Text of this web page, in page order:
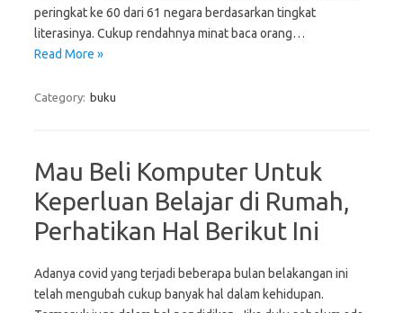
peringkat ke 60 dari 61 negara berdasarkan tingkat
literasinya. Cukup rendahnya minat baca orang…
Read More »
Category: buku
Mau Beli Komputer Untuk
Keperluan Belajar di Rumah,
Perhatikan Hal Berikut Ini
Adanya covid yang terjadi beberapa bulan belakangan ini
telah mengubah cukup banyak hal dalam kehidupan.